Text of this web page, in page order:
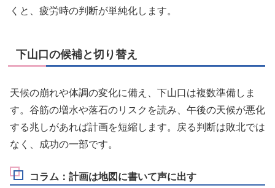
くと、疲労時の判断が単純化します。
下山口の候補と切り替え
天候の崩れや体調の変化に備え、下山口は複数準備しま
す。谷筋の増水や落石のリスクを読み、午後の天候が悪化
する兆しがあれば計画を短縮します。戻る判断は敗北では
なく、成功の一部です。
コラム：計画は地図に書いて声に出す